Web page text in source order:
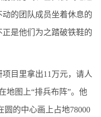
的团队成员坐着休息的
是他们为之踏破铁鞋的
目里拿出11万元，请人
地图上“排兵布阵”。他
圆的中心画上占地78000